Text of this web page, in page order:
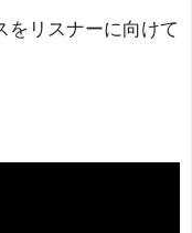
をリスナーに向けて